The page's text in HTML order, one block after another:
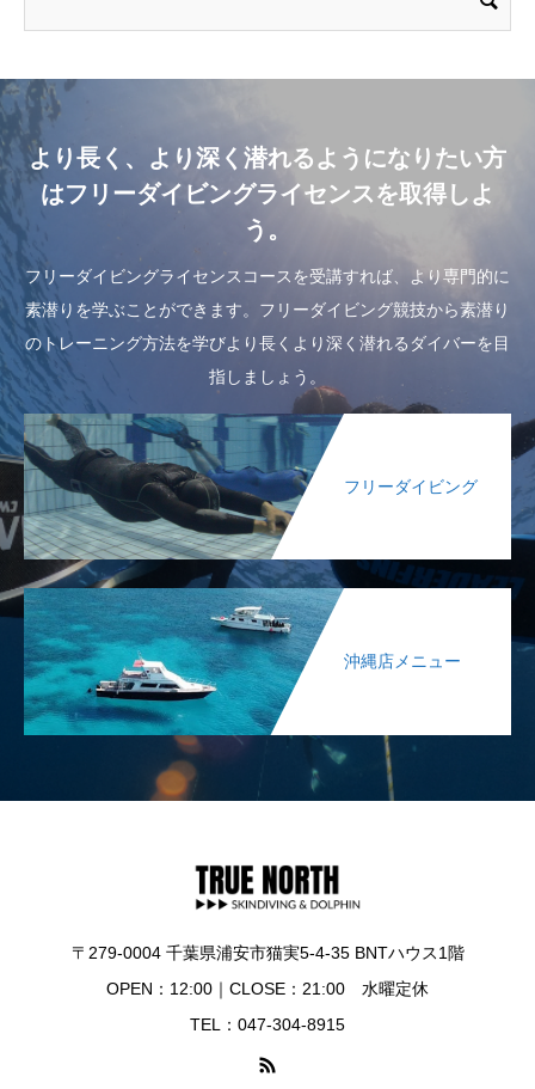
より長く、より深く潜れるようになりたい方
はフリーダイビングライセンスを取得しよ
う。
フリーダイビングライセンスコースを受講すれば、より専門的に
素潜りを学ぶことができます。フリーダイビング競技から素潜り
のトレーニング方法を学びより長くより深く潜れるダイバーを目
指しましょう。
フリーダイビング
沖縄店メニュー
〒279-0004 千葉県浦安市猫実5-4-35 BNTハウス1階
OPEN：12:00｜CLOSE：21:00 水曜定休
TEL：047-304-8915